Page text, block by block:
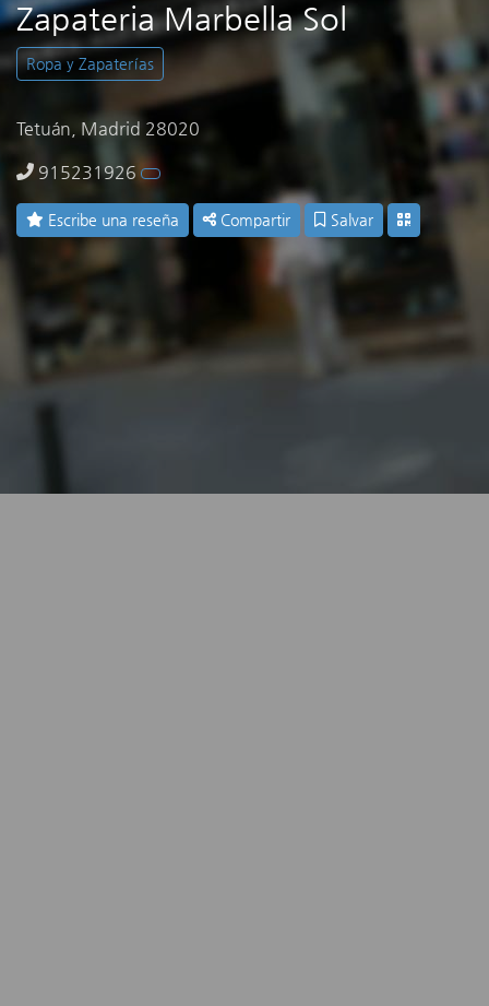
Zapateria Marbella Sol
Ropa y Zapaterías
Tetuán, Madrid 28020
915231926
Escribe una reseña Compartir Salvar